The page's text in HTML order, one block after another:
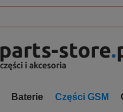
Baterie Części GSM